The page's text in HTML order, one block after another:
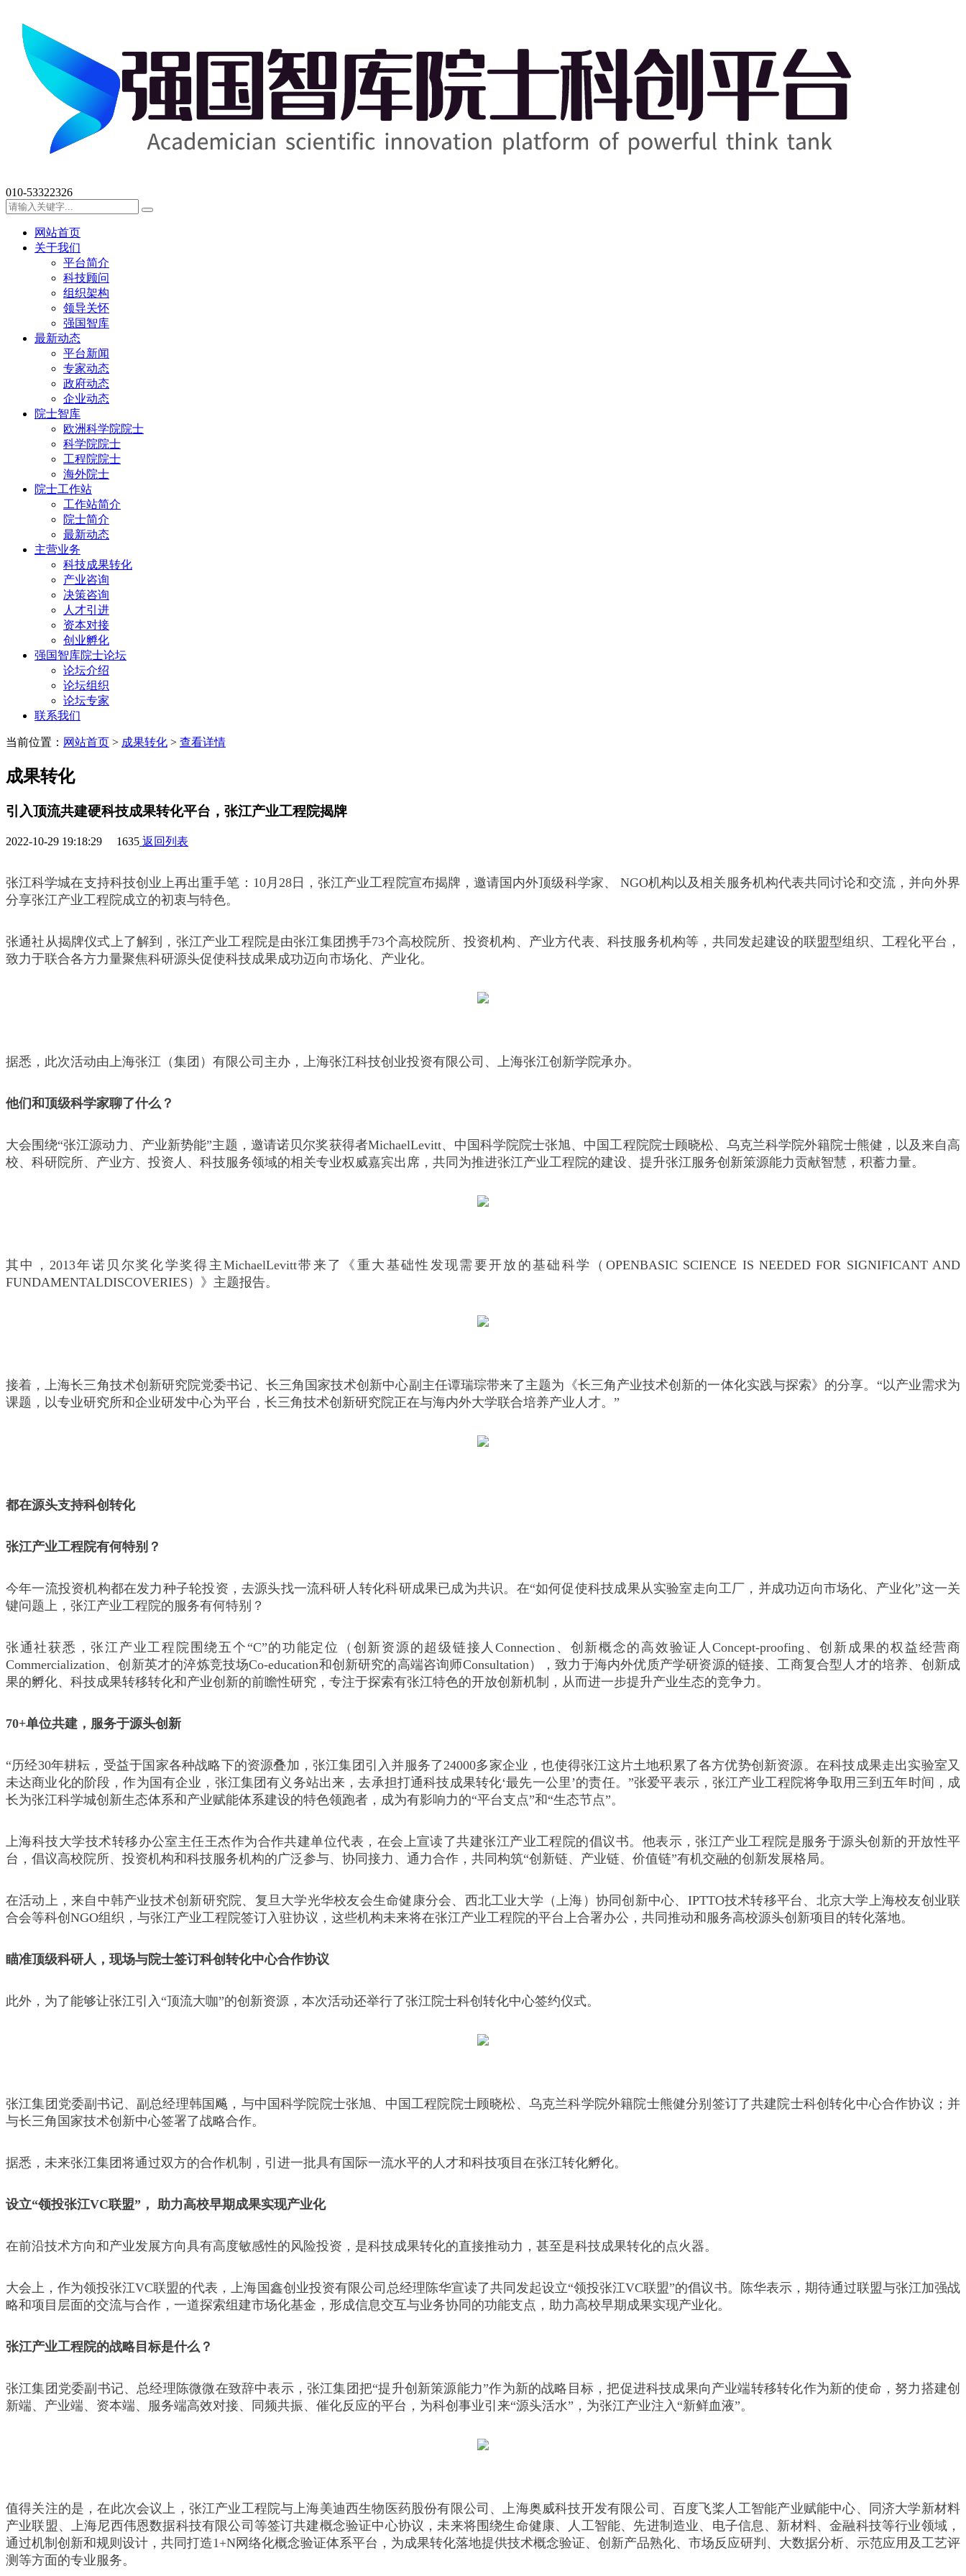
010-53322326
网站首页
关于我们
平台简介
科技顾问
组织架构
领导关怀
强国智库
最新动态
平台新闻
专家动态
政府动态
企业动态
院士智库
欧洲科学院院士
科学院院士
工程院院士
海外院士
院士工作站
工作站简介
院士简介
最新动态
主营业务
科技成果转化
产业咨询
决策咨询
人才引进
资本对接
创业孵化
强国智库院士论坛
论坛介绍
论坛组织
论坛专家
联系我们
当前位置： 网站首页 > 成果转化 > 查看详情
成果转化
引入顶流共建硬科技成果转化平台，张江产业工程院揭牌
2022-10-29 19:18:29 1635 返回列表
张江科学城在支持科技创业上再出重手笔：10月28日，张江产业工程院宣布揭牌，邀请国内外顶级科学家、 NGO机构以及相关服务机构代表共同讨论和交流，并向外界
分享张江产业工程院成立的初衷与特色。
张通社从揭牌仪式上了解到，张江产业工程院是由张江集团携手73个高校院所、投资机构、产业方代表、科技服务机构等，共同发起建设的联盟型组织、工程化平台，
致力于联合各方力量聚焦科研源头促使科技成果成功迈向市场化、产业化。
据悉，此次活动由上海张江（集团）有限公司主办，上海张江科技创业投资有限公司、上海张江创新学院承办。
他们和顶级科学家聊了什么？
大会围绕“张江源动力、产业新势能”主题，邀请诺贝尔奖获得者MichaelLevitt、中国科学院院士张旭、中国工程院院士顾晓松、乌克兰科学院外籍院士熊健，以及来自高
校、科研院所、产业方、投资人、科技服务领域的相关专业权威嘉宾出席，共同为推进张江产业工程院的建设、提升张江服务创新策源能力贡献智慧，积蓄力量。
其中，2013年诺贝尔奖化学奖得主MichaelLevitt带来了《重大基础性发现需要开放的基础科学（OPENBASIC SCIENCE IS NEEDED FOR SIGNIFICANT AND
FUNDAMENTALDISCOVERIES）》主题报告。
接着，上海长三角技术创新研究院党委书记、长三角国家技术创新中心副主任谭瑞琮带来了主题为《长三角产业技术创新的一体化实践与探索》的分享。“以产业需求为
课题，以专业研究所和企业研发中心为平台，长三角技术创新研究院正在与海内外大学联合培养产业人才。”
都在源头支持科创转化
张江产业工程院有何特别？
今年一流投资机构都在发力种子轮投资，去源头找一流科研人转化科研成果已成为共识。在“如何促使科技成果从实验室走向工厂，并成功迈向市场化、产业化”这一关
键问题上，张江产业工程院的服务有何特别？
张通社获悉，张江产业工程院围绕五个“C”的功能定位（创新资源的超级链接人Connection、创新概念的高效验证人Concept-proofing、创新成果的权益经营商
Commercialization、创新英才的淬炼竞技场Co-education和创新研究的高端咨询师Consultation），致力于海内外优质产学研资源的链接、工商复合型人才的培养、创新成
果的孵化、科技成果转移转化和产业创新的前瞻性研究，专注于探索有张江特色的开放创新机制，从而进一步提升产业生态的竞争力。
70+单位共建，服务于源头创新
“历经30年耕耘，受益于国家各种战略下的资源叠加，张江集团引入并服务了24000多家企业，也使得张江这片土地积累了各方优势创新资源。在科技成果走出实验室又
未达商业化的阶段，作为国有企业，张江集团有义务站出来，去承担打通科技成果转化‘最先一公里’的责任。”张爱平表示，张江产业工程院将争取用三到五年时间，成
长为张江科学城创新生态体系和产业赋能体系建设的特色领跑者，成为有影响力的“平台支点”和“生态节点”。
上海科技大学技术转移办公室主任王杰作为合作共建单位代表，在会上宣读了共建张江产业工程院的倡议书。他表示，张江产业工程院是服务于源头创新的开放性平
台，倡议高校院所、投资机构和科技服务机构的广泛参与、协同接力、通力合作，共同构筑“创新链、产业链、价值链”有机交融的创新发展格局。
在活动上，来自中韩产业技术创新研究院、复旦大学光华校友会生命健康分会、西北工业大学（上海）协同创新中心、IPTTO技术转移平台、北京大学上海校友创业联
合会等科创NGO组织，与张江产业工程院签订入驻协议，这些机构未来将在张江产业工程院的平台上合署办公，共同推动和服务高校源头创新项目的转化落地。
瞄准顶级科研人 ，现场与院士签订科创转化中心合作协议
此外，为了能够让张江引入“顶流大咖”的创新资源，本次活动还举行了张江院士科创转化中心签约仪式。
张江集团党委副书记、副总经理韩国飚，与中国科学院院士张旭、中国工程院院士顾晓松、乌克兰科学院外籍院士熊健分别签订了共建院士科创转化中心合作协议；并
与长三角国家技术创新中心签署了战略合作。
据悉，未来张江集团将通过双方的合作机制，引进一批具有国际一流水平的人才和科技项目在张江转化孵化。
设立“领投张江VC联盟”， 助力高校早期成果实现产业化
在前沿技术方向和产业发展方向具有高度敏感性的风险投资，是科技成果转化的直接推动力，甚至是科技成果转化的点火器。
大会上，作为领投张江VC联盟的代表，上海国鑫创业投资有限公司总经理陈华宣读了共同发起设立“领投张江VC联盟”的倡议书。陈华表示，期待通过联盟与张江加强战
略和项目层面的交流与合作，一道探索组建市场化基金，形成信息交互与业务协同的功能支点，助力高校早期成果实现产业化。
张江产业工程院的战略目标是什么？
张江集团党委副书记、总经理陈微微在致辞中表示，张江集团把“提升创新策源能力”作为新的战略目标，把促进科技成果向产业端转移转化作为新的使命，努力搭建创
新端、产业端、资本端、服务端高效对接、同频共振、催化反应的平台，为科创事业引来“源头活水”，为张江产业注入“新鲜血液”。
值得关注的是，在此次会议上，张江产业工程院与上海美迪西生物医药股份有限公司、上海奥威科技开发有限公司、百度飞桨人工智能产业赋能中心、同济大学新材料
产业联盟、上海尼西伟恩数据科技有限公司等签订共建概念验证中心协议，未来将围绕生命健康、人工智能、先进制造业、电子信息、新材料、金融科技等行业领域，
通过机制创新和规则设计，共同打造1+N网络化概念验证体系平台，为成果转化落地提供技术概念验证、创新产品熟化、市场反应研判、大数据分析、示范应用及工艺评
测等方面的专业服务。